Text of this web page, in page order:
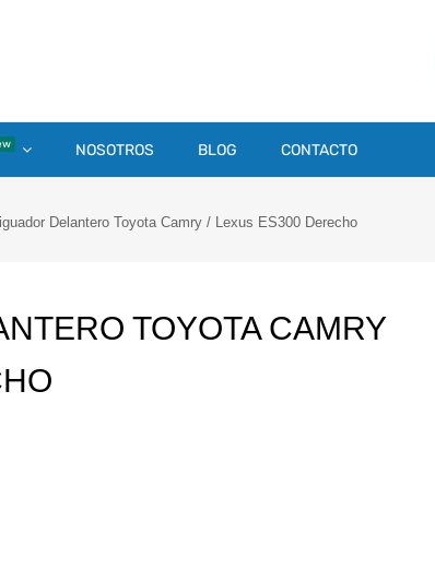
NOSOTROS BLOG CONTACTO
Delantero Toyota Camry / Lexus ES300 Derecho
TOYOTA CAMRY